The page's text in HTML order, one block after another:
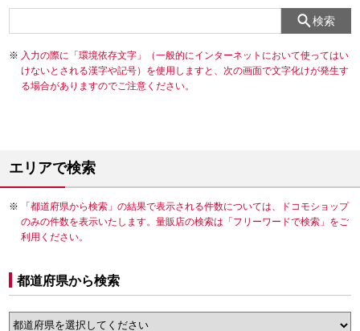
検索
入力の際に「環境依存文字」（一般的にインターネットにおいて使ってはい
けないとされる漢字や記号）を使用しますと、次の画面で文字化けが発生す
る場合がありますのでご注意ください。
エリアで検索
「都道府県から検索」の結果で表示される件数については、ドコモショップ
のみの件数を表示いたします。量販店の検索は「フリーワードで検索」をご
利用ください。
都道府県から検索